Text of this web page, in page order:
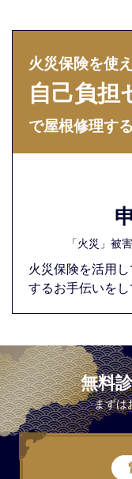
火災保険を使
自己負担
で屋根修理す
「火災」被
火災保険を活用
するお手伝いをし
無料
まずは